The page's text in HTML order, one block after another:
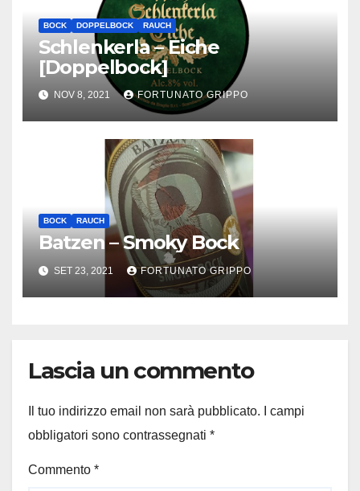
BOCK DOPPELBOCK RAUCH
Schlenkerla – Eiche
[Doppelbock]
NOV 8, 2021 FORTUNATO GRIPPO
BOCK RAUCH
Batzen – Smoky Bock
SET 23, 2021 FORTUNATO GRIPPO
Lascia un commento
Il tuo indirizzo email non sarà pubblicato.
I campi
obbligatori sono contrassegnati *
Commento *